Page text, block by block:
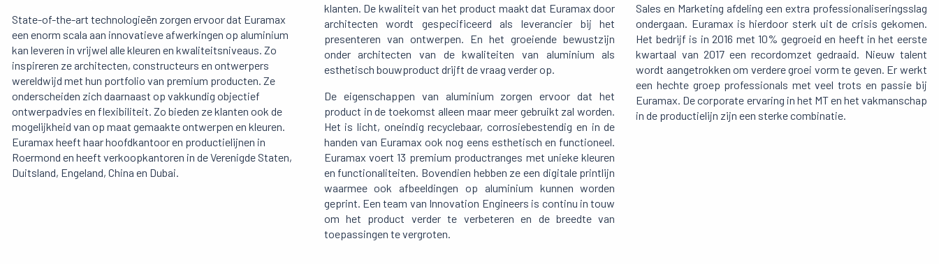
State-of-the-art technologieën zorgen ervoor dat Euramax
een enorm scala aan innovatieve afwerkingen op aluminium
kan leveren in vrijwel alle kleuren en kwaliteitsniveaus. Zo
inspireren ze architecten, constructeurs en ontwerpers
wereldwijd met hun portfolio van premium producten. Ze
onderscheiden zich daarnaast op vakkundig objectief
ontwerpadvies en flexibiliteit. Zo bieden ze klanten ook de
mogelijkheid van op maat gemaakte ontwerpen en kleuren.
Euramax heeft haar hoofdkantoor en productielijnen in
Roermond en heeft verkoopkantoren in de Verenigde Staten,
Duitsland, Engeland, China en Dubai.
klanten. De kwaliteit van het product maakt dat Euramax door
architecten wordt gespecificeerd als leverancier bij het
presenteren van ontwerpen. En het groeiende bewustzijn
onder architecten van de kwaliteiten van aluminium als
esthetisch bouwproduct drijft de vraag verder op.
De eigenschappen van aluminium zorgen ervoor dat het
product in de toekomst alleen maar meer gebruikt zal worden.
Het is licht, oneindig recyclebaar, corrosiebestendig en in de
handen van Euramax ook nog eens esthetisch en functioneel.
Euramax voert 13 premium productranges met unieke kleuren
en functionaliteiten. Bovendien hebben ze een digitale printlijn
waarmee ook afbeeldingen op aluminium kunnen worden
geprint. Een team van Innovation Engineers is continu in touw
om het product verder te verbeteren en de breedte van
toepassingen te vergroten.
Sales en Marketing afdeling een extra professionaliseringsslag
ondergaan. Euramax is hierdoor sterk uit de crisis gekomen.
Het bedrijf is in 2016 met 10% gegroeid en heeft in het eerste
kwartaal van 2017 een recordomzet gedraaid. Nieuw talent
wordt aangetrokken om verdere groei vorm te geven. Er werkt
een hechte groep professionals met veel trots en passie bij
Euramax. De corporate ervaring in het MT en het vakmanschap
in de productielijn zijn een sterke combinatie.